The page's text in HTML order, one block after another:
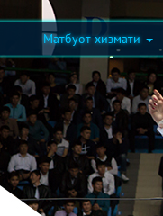
Матбуот хизмати